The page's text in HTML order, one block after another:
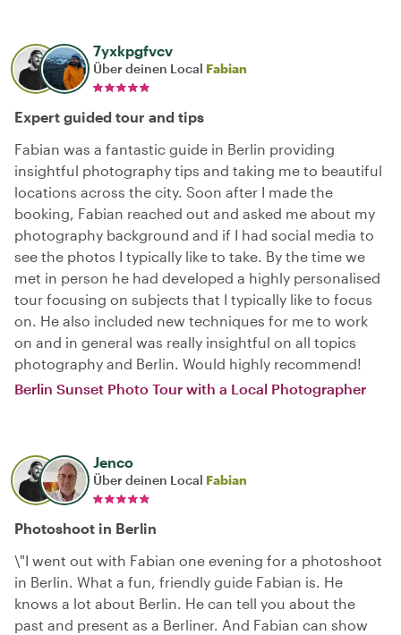
7yxkpgfvcv
Über deinen Local Fabian
Expert guided tour and tips
Fabian was a fantastic guide in Berlin providing
insightful photography tips and taking me to beautiful
locations across the city. Soon after I made the
booking, Fabian reached out and asked me about my
photography background and if I had social media to
see the photos I typically like to take. By the time we
met in person he had developed a highly personalised
tour focusing on subjects that I typically like to focus
on. He also included new techniques for me to work
on and in general was really insightful on all topics
photography and Berlin. Would highly recommend!
Berlin Sunset Photo Tour with a Local Photographer
Jenco
Über deinen Local Fabian
Photoshoot in Berlin
\"I went out with Fabian one evening for a photoshoot
in Berlin. What a fun, friendly guide Fabian is. He
knows a lot about Berlin. He can tell you about the
past and present as a Berliner. And Fabian can show